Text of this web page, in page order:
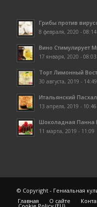
Грибы против
8 февраля, 2020 - 08:14
Вино Стимулирует
17 января, 2020 - 08:03
Торт Лимонный
30 августа, 2019 - 14:49
Итальянский
13 апреля, 2019 - 10:46
Шоколадная Панна
11 марта, 2019 - 11:09
© Copyright - Гениальная
Главная
О сайте